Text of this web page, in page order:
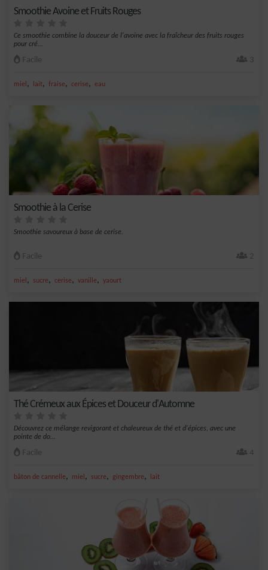
Smoothie Avoine et Fruits Rouges
Ce smoothie combine la douceur de l'avoine avec la fraîcheur des fruits rouges
pour cré...
Facile 3
miel , lait, fraise, cerise, eau
Smoothie à la Cerise
Smoothie savoureux à base de cerise.
Facile 2
miel , sucre, cerise, vanille, yaourt
Thé Crémeux aux Épices et Douceur d'Automne
Découvrez ce mélange revigorant et chaleureux de thé et d'épices, avec une
pointe de do...
Facile 4
bâton de cannelle, miel , sucre, gingembre, lait